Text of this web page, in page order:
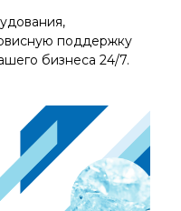
поддержку
бизнеса 24/7.